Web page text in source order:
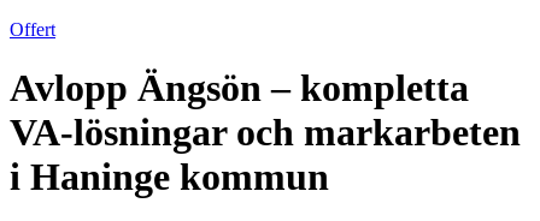
Offert
Avlopp Ängsön – kompletta
VA-lösningar och markarbeten
i Haninge kommun